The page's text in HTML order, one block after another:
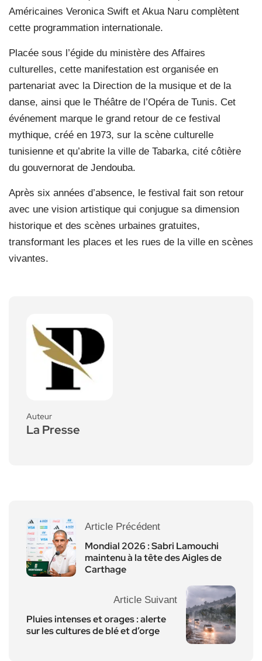
Américaines Veronica Swift et Akua Naru complètent
cette programmation internationale.
Placée sous l’égide du ministère des Affaires
culturelles, cette manifestation est organisée en
partenariat avec la Direction de la musique et de la
danse, ainsi que le Théâtre de l’Opéra de Tunis. Cet
événement marque le grand retour de ce festival
mythique, créé en 1973, sur la scène culturelle
tunisienne et qu’abrite la ville de Tabarka, cité côtière
du gouvernorat de Jendouba.
Après six années d’absence, le festival fait son retour
avec une vision artistique qui conjugue sa dimension
historique et des scènes urbaines gratuites,
transformant les places et les rues de la ville en scènes
vivantes.
Auteur
La Presse
Article Précédent
Mondial 2026 : Sabri Lamouchi
maintenu à la tête des Aigles de
Carthage
Article Suivant
Pluies intenses et orages : alerte
sur les cultures de blé et d’orge